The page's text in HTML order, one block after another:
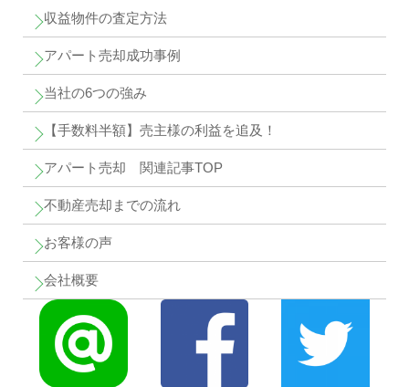
収益物件の査定方法
アパート売却成功事例
当社の6つの強み
【手数料半額】売主様の利益を追及！
アパート売却 関連記事TOP
不動産売却までの流れ
お客様の声
会社概要